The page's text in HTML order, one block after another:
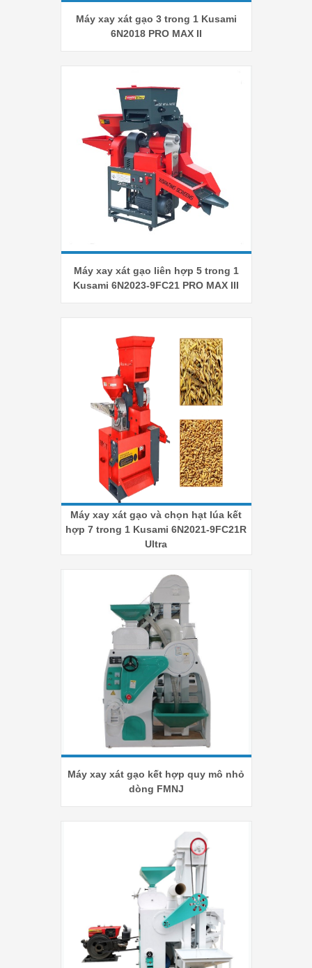
Máy xay xát gạo 3 trong 1 Kusami
6N2018 PRO MAX II
Máy xay xát gạo liên hợp 5 trong 1
Kusami 6N2023-9FC21 PRO MAX III
Máy xay xát gạo và chọn hạt lúa kết
hợp 7 trong 1 Kusami 6N2021-9FC21R
Ultra
Máy xay xát gạo kết hợp quy mô nhỏ
dòng FMNJ